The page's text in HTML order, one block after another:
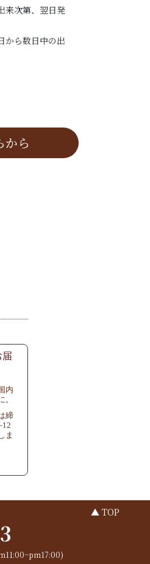
来次第、翌日発
から数日中の出
から
届
内
締
ま
▲ TOP